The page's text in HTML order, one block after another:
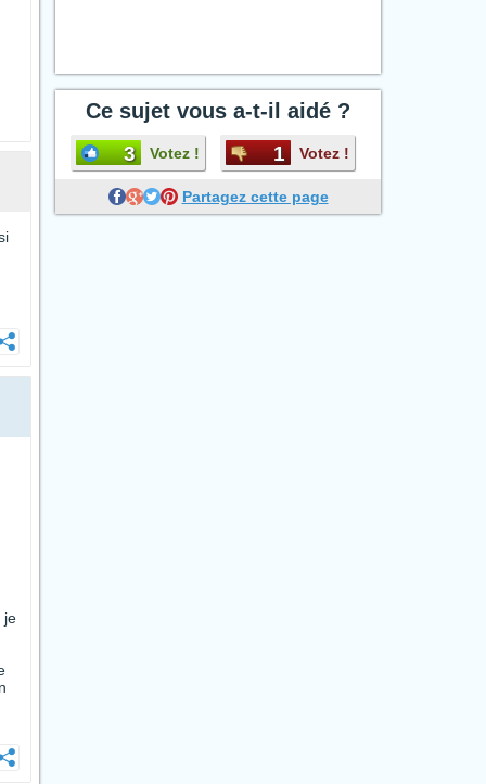
je
Ce sujet vous a-t-il aidé ?
3 Votez ! 1 Votez !
Partagez cette page